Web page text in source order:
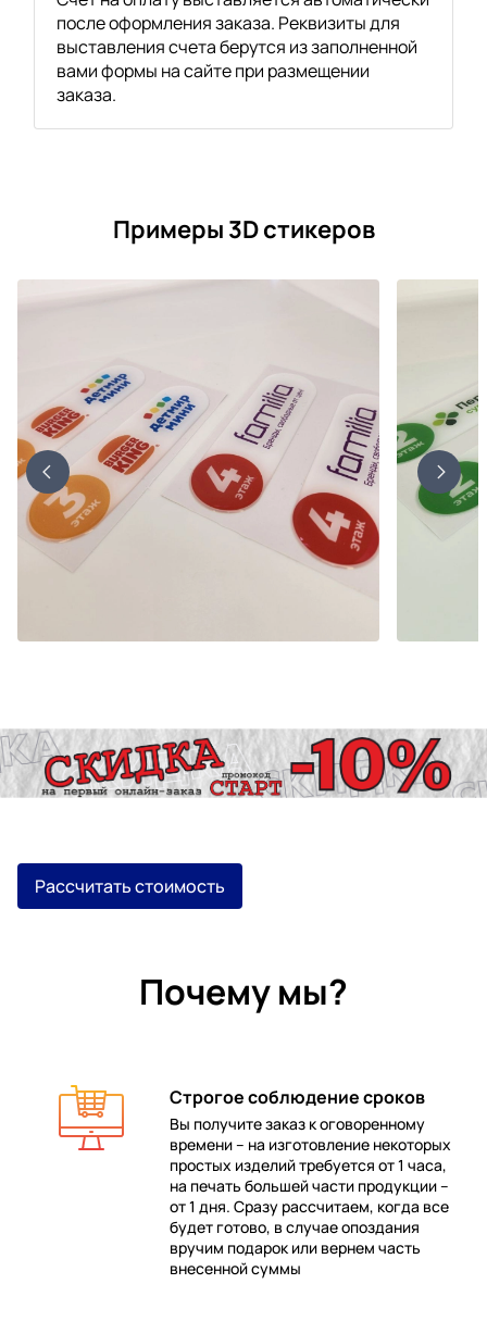
после оформления заказа. Реквизиты для
выставления счета берутся из заполненной
вами формы на сайте при размещении
заказа.
Примеры 3D стикеров
Рассчитать стоимость
Почему мы?
Строгое соблюдение сроков
Вы получите заказ к оговоренному
времени – на изготовление некоторых
простых изделий требуется от 1 часа,
на печать большей части продукции –
от 1 дня. Сразу рассчитаем, когда все
будет готово, в случае опоздания
вручим подарок или вернем часть
внесенной суммы